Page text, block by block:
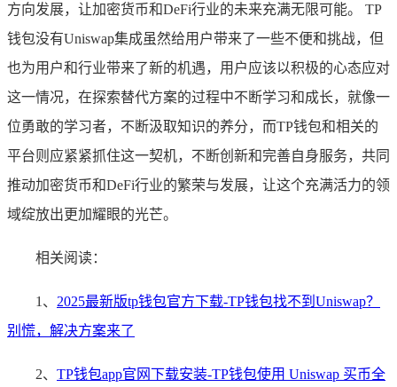
方向发展，让加密货币和DeFi行业的未来充满无限可能。 TP
钱包没有Uniswap集成虽然给用户带来了一些不便和挑战，但
也为用户和行业带来了新的机遇，用户应该以积极的心态应对
这一情况，在探索替代方案的过程中不断学习和成长，就像一
位勇敢的学习者，不断汲取知识的养分，而TP钱包和相关的
平台则应紧紧抓住这一契机，不断创新和完善自身服务，共同
推动加密货币和DeFi行业的繁荣与发展，让这个充满活力的领
域绽放出更加耀眼的光芒。
相关阅读：
1、 2025最新版tp钱包官方下载-TP钱包找不到Uniswap？
别慌，解决方案来了
2、 TP钱包app官网下载安装-TP钱包使用 Uniswap 买币全